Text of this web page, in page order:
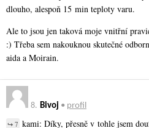
dlouho, alespoň 15 min teploty varu.
Ale to jsou jen taková moje vnitřní
:) Třeba sem nakouknou skutečné
aida a Moirain.
8. Bivoj • profil
↪ 7 kami: Díky, přesně v tohle jsem